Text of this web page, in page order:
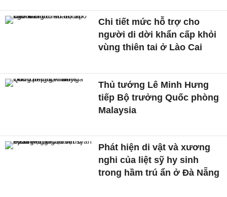
Chi tiết mức hỗ trợ cho
người di dời khẩn cấp khỏi
vùng thiên tai ở Lào Cai
Thủ tướng Lê Minh Hưng
tiếp Bộ trưởng Quốc phòng
Malaysia
Phát hiện di vật và xương
nghi của liệt sỹ hy sinh
trong hầm trú ẩn ở Đà Nẵng